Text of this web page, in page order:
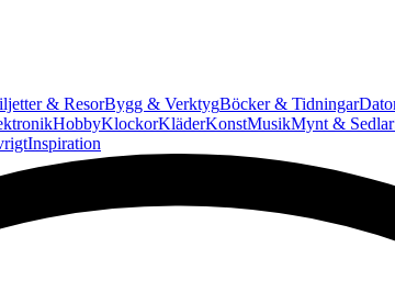
& ResorBygg & VerktygBöcker & Tidningar
HobbyKlockorKläderKonstMusikMynt & Sedlar
Inspiration